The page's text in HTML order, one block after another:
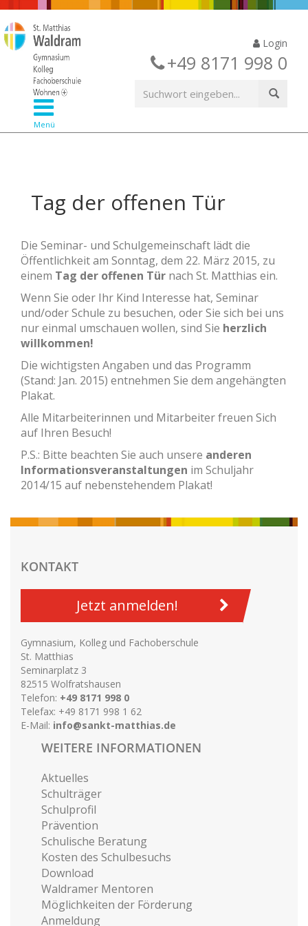
Login
+49 8171 998 0
Menü
Tag der offenen Tür
Die Seminar- und Schulgemeinschaft lädt die
Öffentlichkeit am Sonntag, dem 22. März 2015, zu
einem Tag der offenen Tür nach St. Matthias ein.
Wenn Sie oder Ihr Kind Interesse hat, Seminar
und/oder Schule zu besuchen, oder Sie sich bei uns
nur einmal umschauen wollen, sind Sie herzlich
willkommen!
Die wichtigsten Angaben und das Programm
(Stand: Jan. 2015) entnehmen Sie dem angehängten
Plakat.
Alle Mitarbeiterinnen und Mitarbeiter freuen Sich
auf Ihren Besuch!
P.S.: Bitte beachten Sie auch unsere anderen
Informationsveranstaltungen im Schuljahr
2014/15 auf nebenstehendem Plakat!
KONTAKT
Jetzt anmelden!
Gymnasium, Kolleg und Fachoberschule
St. Matthias
Seminarplatz 3
82515 Wolfratshausen
Telefon: +49 8171 998 0
Telefax: +49 8171 998 1 62
E-Mail: info@sankt-matthias.de
WEITERE INFORMATIONEN
Aktuelles
Schulträger
Schulprofil
Prävention
Schulische Beratung
Kosten des Schulbesuchs
Download
Waldramer Mentoren
Möglichkeiten der Förderung
Anmeldung